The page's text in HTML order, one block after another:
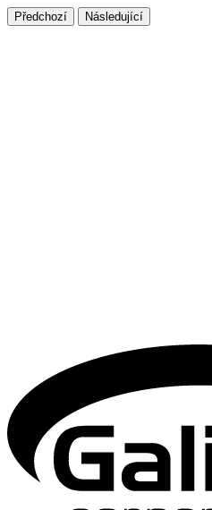
Předchozí Následující